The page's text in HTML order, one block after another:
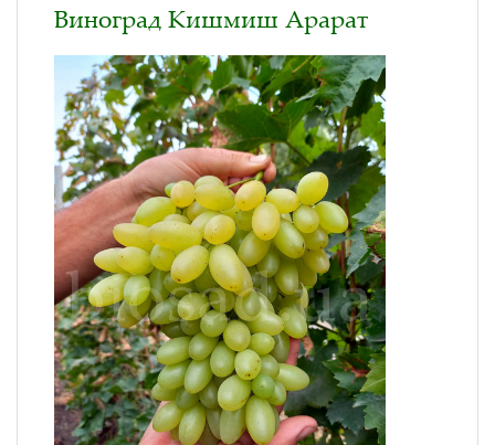
Виноград Кишмиш Арарат